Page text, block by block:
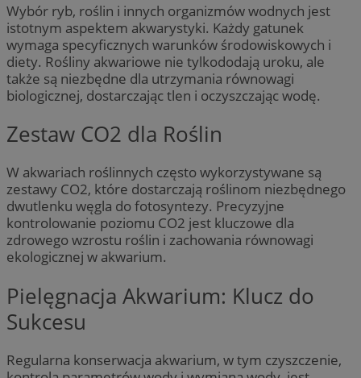
Wybór ryb, roślin i innych organizmów wodnych jest
istotnym aspektem akwarystyki. Każdy gatunek
wymaga specyficznych warunków środowiskowych i
diety. Rośliny akwariowe nie tylkododają uroku, ale
także są niezbędne dla utrzymania równowagi
biologicznej, dostarczając tlen i oczyszczając wodę.
Zestaw CO2 dla Roślin
W akwariach roślinnych często wykorzystywane są
zestawy CO2, które dostarczają roślinom niezbędnego
dwutlenku węgla do fotosyntezy. Precyzyjne
kontrolowanie poziomu CO2 jest kluczowe dla
zdrowego wzrostu roślin i zachowania równowagi
ekologicznej w akwarium.
Pielęgnacja Akwarium: Klucz do
Sukcesu
Regularna konserwacja akwarium, w tym czyszczenie,